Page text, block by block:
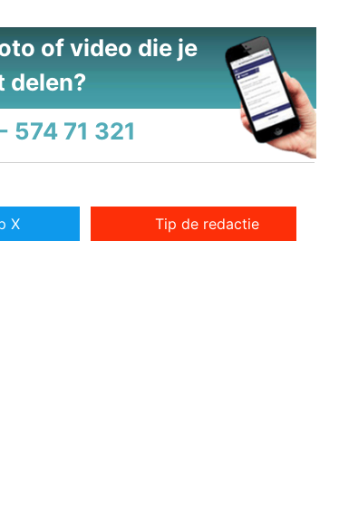
of video die je
delen?
574 71 321
X Tip de redactie